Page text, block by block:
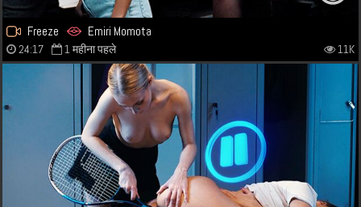
Freeze Emiri Momota
24:17 1 महीना पहले 11K